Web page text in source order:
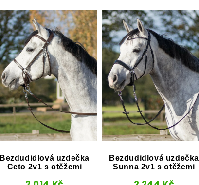
Bezdudidlová uzdečka
Ceto 2v1 s otěžemi
Bezdudidlová uzdečka
Sunna 2v1 s otěžemi